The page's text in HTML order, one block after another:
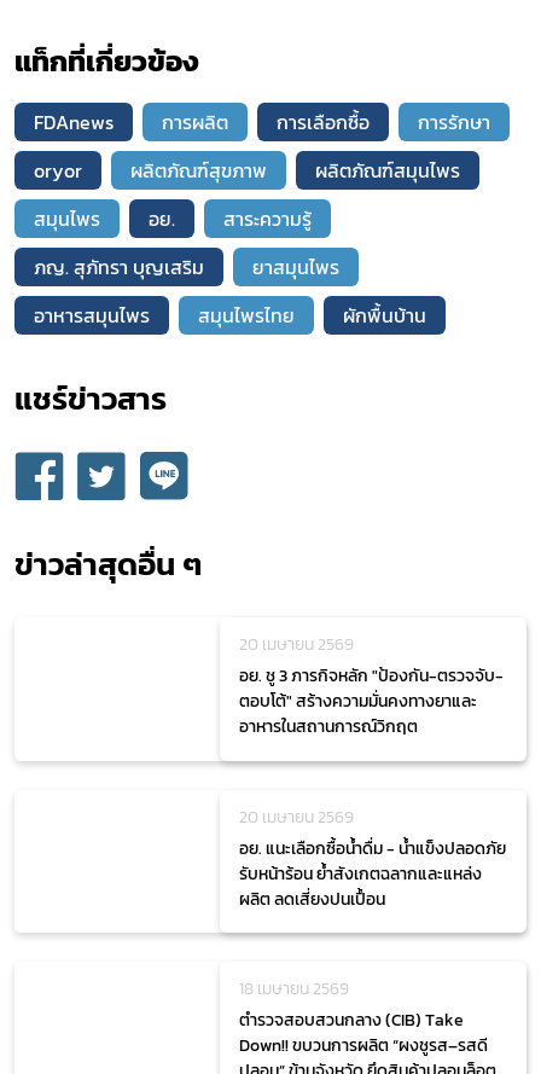
แท็กที่เกี่ยวข้อง
FDAnews การผลิต การเลือกซื้อ
การรักษา
oryor
ผลิตภัณฑ์สุขภาพ
ผลิตภัณฑ์สมุนไพร
สมุนไพร
อย.
สาระความรู้
ภญ. สุภัทรา บุญเสริม
ยาสมุนไพร
อาหารสมุนไพร
สมุนไพรไทย ผักพื้นบ้าน
แชร์ข่าวสาร​
ข่าวล่าสุดอื่น ๆ
20 เมษายน 2569
อย. ชู 3 ภารกิจหลัก "ป้องกัน-ตรวจจับ-
ตอบโต้" สร้างความมั่นคงทางยาและ
อาหารในสถานการณ์วิกฤต
20 เมษายน 2569
อย. แนะเลือกซื้อน้ำดื่ม - น้ำแข็งปลอดภัย
รับหน้าร้อน ย้ำสังเกตฉลากและแหล่ง
ผลิต ลดเสี่ยงปนเปื้อน
18 เมษายน 2569
ตำรวจสอบสวนกลาง (CIB) Take
Down!! ขบวนการผลิต “ผงชูรส–รสดี